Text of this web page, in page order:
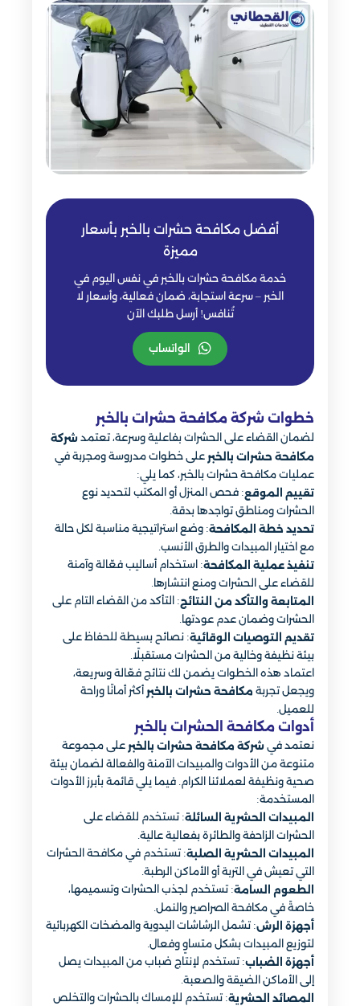
أفضل مكافحة حشرات بالخبر بأسعار
مميزة
خدمة مكافحة حشرات بالخبر في نفس اليوم في
الخبر – سرعة استجابة، ضمان فعالية، وأسعار لا
تُنافس! أرسل طلبك الآن
الواتساب
خطوات شركة مكافحة حشرات بالخبر
لضمان القضاء على الحشرات بفاعلية وسرعة، تعتمد شركة
مكافحة حشرات بالخبر على خطوات مدروسة ومجربة في
عمليات مكافحة حشرات بالخبر، كما يلي:
تقييم الموقع: فحص المنزل أو المكتب لتحديد نوع
الحشرات ومناطق تواجدها بدقة.
تحديد خطة المكافحة: وضع استراتيجية مناسبة لكل حالة
مع اختيار المبيدات والطرق الأنسب.
تنفيذ عملية المكافحة: استخدام أساليب فعّالة وآمنة
للقضاء على الحشرات ومنع انتشارها.
المتابعة والتأكد من النتائج: التأكد من القضاء التام على
الحشرات وضمان عدم عودتها.
تقديم التوصيات الوقائية: نصائح بسيطة للحفاظ على
بيئة نظيفة وخالية من الحشرات مستقبلًا.
اعتماد هذه الخطوات يضمن لك نتائج فعّالة وسريعة،
ويجعل تجربة مكافحة حشرات بالخبر أكثر أمانًا وراحة
للعميل.
أدوات مكافحة الحشرات بالخبر​
نعتمد في شركة مكافحة حشرات بالخبر على مجموعة
متنوعة من الأدوات والمبيدات الآمنة والفعالة لضمان بيئة
صحية ونظيفة لعملائنا الكرام. فيما يلي قائمة بأبرز الأدوات
المستخدمة:
المبيدات الحشرية السائلة: تستخدم للقضاء على
الحشرات الزاحفة والطائرة بفعالية عالية.
المبيدات الحشرية الصلبة: تستخدم في مكافحة الحشرات
التي تعيش في التربة أو الأماكن الرطبة.
الطعوم السامة: تستخدم لجذب الحشرات وتسميمها،
خاصةً في مكافحة الصراصير والنمل.
أجهزة الرش: تشمل الرشاشات اليدوية والمضخات الكهربائية
لتوزيع المبيدات بشكل متساوٍ وفعال.
أجهزة الضباب: تستخدم لإنتاج ضباب من المبيدات يصل
إلى الأماكن الضيقة والصعبة.
المصائد الحشرية: تستخدم للإمساك بالحشرات والتخلص